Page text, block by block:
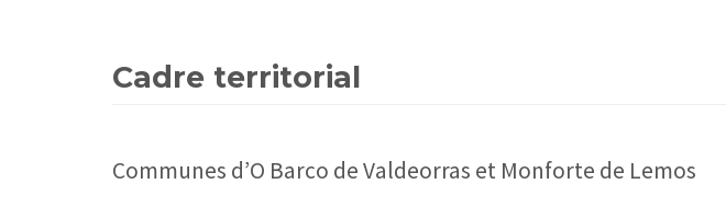
Cadre territorial
Communes d’O Barco de Valdeorras et Monforte de Lemos